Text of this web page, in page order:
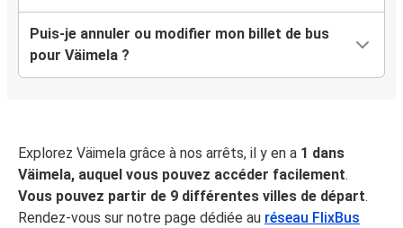
Puis-je annuler ou modifier mon billet de bus
pour Väimela ?
Explorez Väimela grâce à nos arrêts, il y en a 1 dans
Väimela, auquel vous pouvez accéder facilement.
Vous pouvez partir de 9 différentes villes de départ.
Rendez-vous sur notre page dédiée au réseau FlixBus